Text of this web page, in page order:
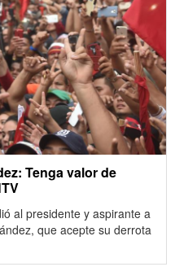
Tenga valor de
al presidente y aspirante a
que acepte su derrota